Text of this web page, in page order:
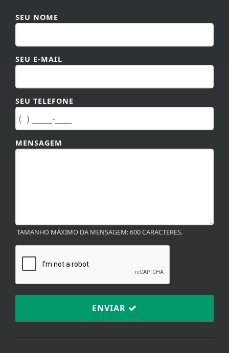
SEU E-MAIL
SEU TELEFONE
MENSAGEM
ENVIAR